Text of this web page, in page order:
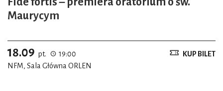
Maurycym
18.09 pt.
19:00
NFM, Sala Główna ORLEN
KUP BILET